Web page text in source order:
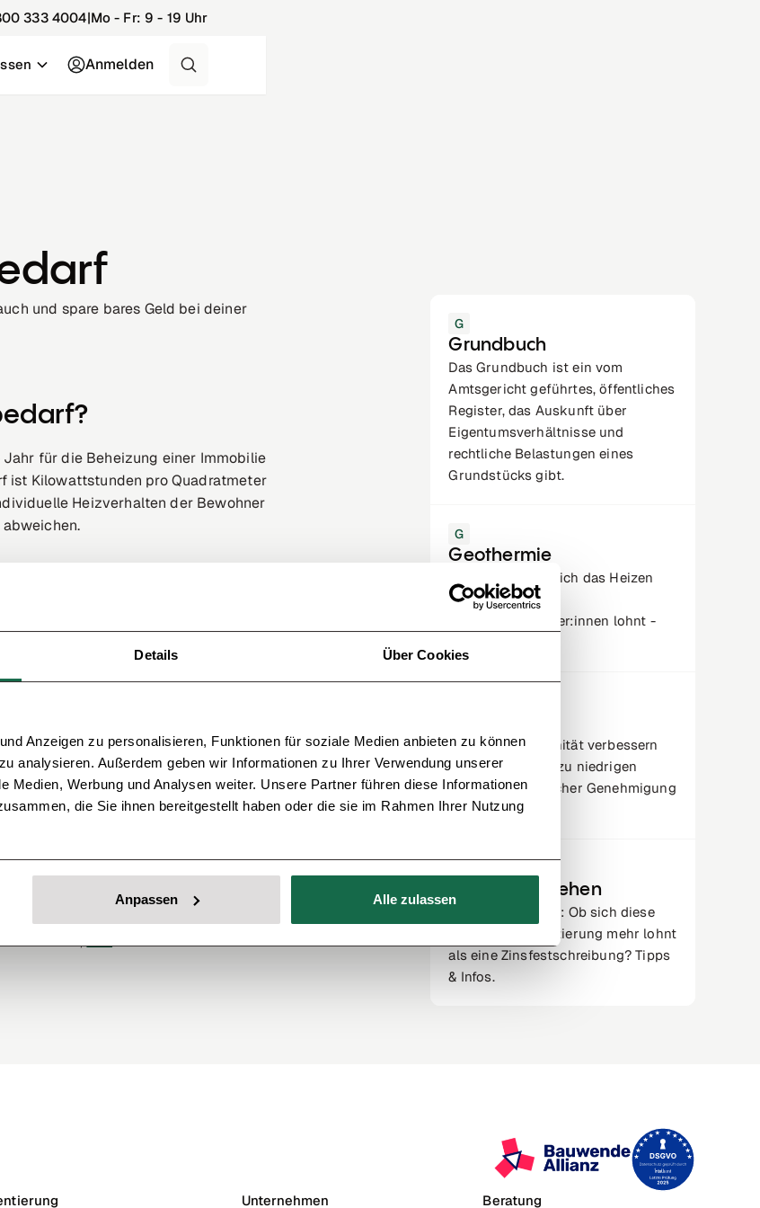
Details Über Cookies
Anzeigen zu personalisieren, Funktionen für soziale Medien anbieten zu können
analysieren. Außerdem geben wir Informationen zu Ihrer Verwendung unserer
Medien, Werbung und Analysen weiter. Unsere Partner führen diese Informationen
die Sie ihnen bereitgestellt haben oder die sie im Rahmen Ihrer Nutzung
Anpassen Alle zulassen
333 4004|Mo - Fr: 9 - 19 Uhr
Anmelden
und spare bares Geld bei deiner
für die Beheizung einer Immobilie
ist Kilowattstunden pro Quadratmeter
Heizverhalten der Bewohner
berechnet?
komplizierte Formel genutzt, welche den
Gebäudehülle, Wärmeverlusten über die
Grund wird er meist von beauftragten
senken?
um den Sanierungsstand einer Immobilie
möglich, um diesen zu senken
den Wechsel zu einem modernen
eine Wärmepumpe und erneuerbare
der Kellerdecke und der obersten
Jahresheizwärmebedarfs führen. Lies
kannst,
G
Grundbuch
Das Grundbuch ist ein vom
Amtsgericht geführtes, öffentliches
Register, das Auskunft über
Eigentumsverhältnisse und
rechtliche Belastungen eines
Grundstücks gibt.
G
Geothermie
Geothermie: Ob sich das Heizen
mit Erdwärme für
Immobilienbesitzer:innen lohnt -
Wie Du Deine Bonität verbessern
kannst: Der Weg zu niedrigen
Zinsen und einfacher Genehmigung
von Krediten.
Gleitzinsdarlehen
Gleitzinsdarlehen: Ob sich diese
Art der Baufinanzierung mehr lohnt
als eine Zinsfestschreibung? Tipps
& Infos.
Unternehmen Beratung